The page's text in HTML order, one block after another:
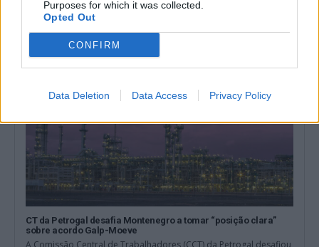
Purposes for which it was collected.
Opted Out
CONFIRM
Data Deletion Data Access Privacy Policy
5 Agosto, 2026 - 18:01
CT da Petrogal desafia Montenegro a tomar “posição clara”
sobre acordo Galp-Moeve
A Comissão Central de Trabalhadores (CCT) da Petrogal desafiou